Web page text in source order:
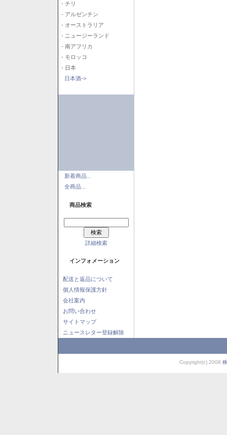
- チリ
- アルゼンチン
- オーストラリア
- ニュージーランド
- 南アフリカ
- モロッコ
- 日本
日本酒->
新着商品...
全商品...
商品検索
詳細検索
インフォメーション
配送と返品について
個人情報保護方針
会社案内
お問い合わせ
サイトマップ
ニュースレター登録解除
Copyright(c) 2008